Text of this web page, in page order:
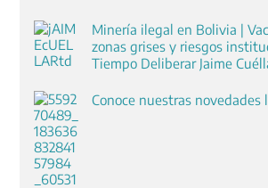
Minería ilegal en Bolivia |
zonas grises y riesgos
Tiempo Deliberar Jaime
Conoce nuestras novedades